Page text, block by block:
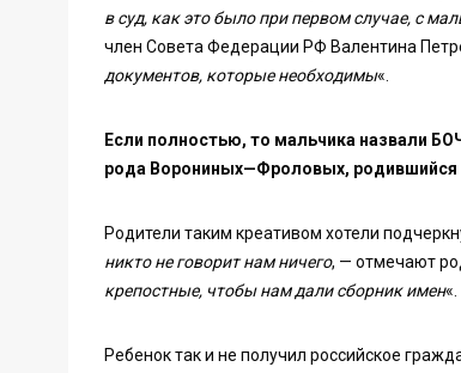
в суд, как это было при первом случае, с
член Совета Федерации РФ Валентина
документов, которые необходимы«.
Если полностью, то мальчика назвали
рода Ворониных—Фроловых, родившийся
Родители таким креативом хотели
никто не говорит нам ничего, — отмечают
крепостные, чтобы нам дали сборник имен«.
Ребенок так и не получил российское